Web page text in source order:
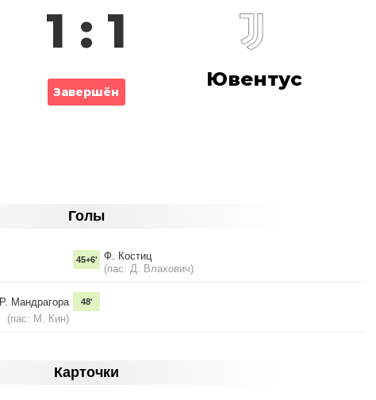
1 : 1
Завершён
Ювентус
Голы
Ф. Костиц
(пас: Д. Влахович)
45+6'
Р. Мандрагора
(пас: М. Кин)
48'
Карточки